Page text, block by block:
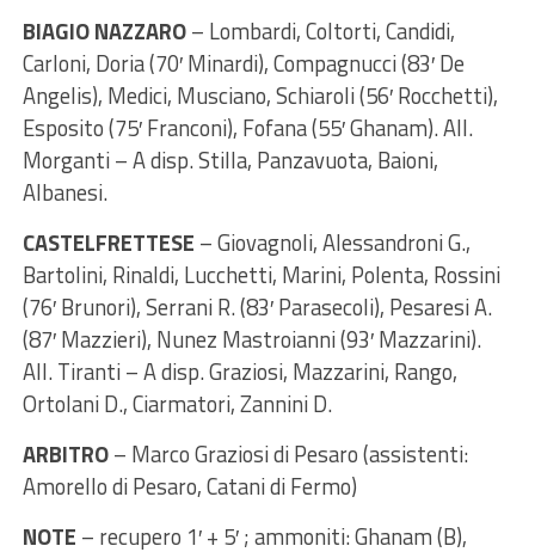
BIAGIO NAZZARO– Lombardi, Coltorti, Candidi,
Carloni, Doria (70′ Minardi), Compagnucci (83′ De
Angelis), Medici, Musciano, Schiaroli (56′ Rocchetti),
Esposito (75′ Franconi), Fofana (55′ Ghanam). All.
Morganti – A disp. Stilla, Panzavuota, Baioni,
Albanesi.
CASTELFRETTESE – Giovagnoli, Alessandroni G.,
Bartolini, Rinaldi, Lucchetti, Marini, Polenta, Rossini
(76′ Brunori), Serrani R. (83′ Parasecoli), Pesaresi A.
(87′ Mazzieri), Nunez Mastroianni (93′ Mazzarini).
All. Tiranti – A disp. Graziosi, Mazzarini, Rango,
Ortolani D., Ciarmatori, Zannini D.
ARBITRO– Marco Graziosi di Pesaro (assistenti:
Amorello di Pesaro, Catani di Fermo)
NOTE – recupero 1′ + 5′ ; ammoniti: Ghanam (B),